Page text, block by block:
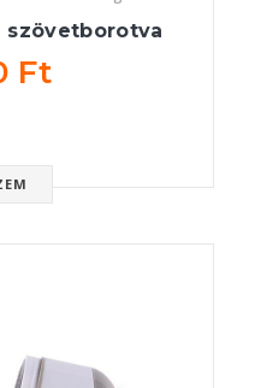
szövetborotva
Ft